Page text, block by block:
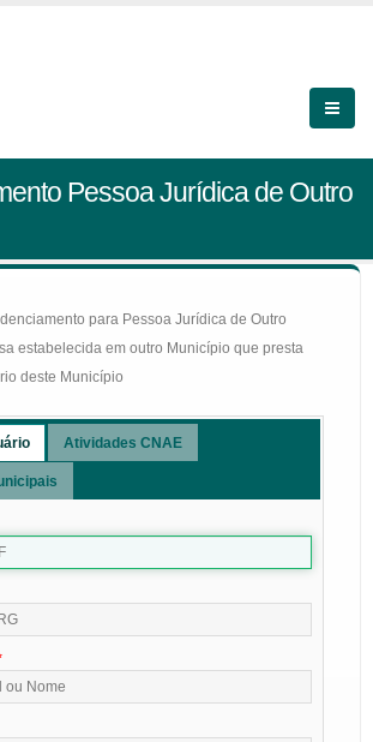
Pessoa Jurídica de Outro
para Pessoa Jurídica de Outro
estabelecida em outro Município que presta
deste Município
Atividades CNAE